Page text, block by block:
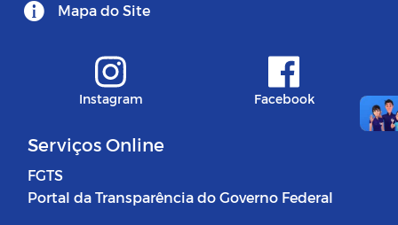
Mapa do Site
Instagram Facebook
Serviços Online
FGTS
Portal da Transparência do Governo Federal